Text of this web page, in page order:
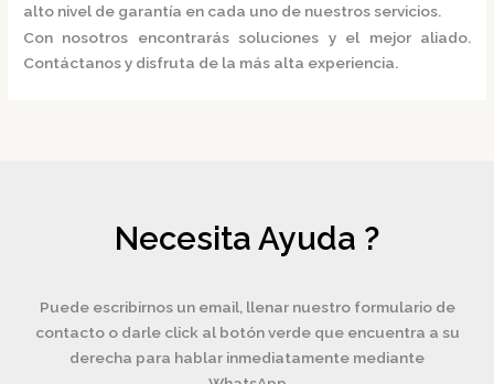
alto nivel de garantía en cada uno de nuestros servicios.
Con nosotros encontrarás soluciones y el mejor aliado.
Contáctanos y disfruta de la más alta experiencia.
Necesita Ayuda ?
Puede escribirnos un email, llenar nuestro formulario de
contacto o darle click al botón verde que encuentra a su
derecha para hablar inmediatamente mediante